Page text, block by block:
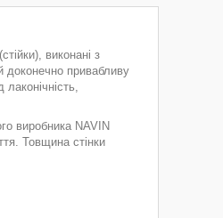
виконані з
доконечно привабливу
виробника NAVIN
Товщина стінки